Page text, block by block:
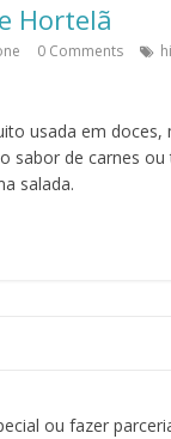
Hortelã
0 Comments
usada em doces,
sabor de carnes ou
salada.
ou fazer